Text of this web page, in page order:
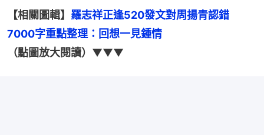
【相關圖輯】 羅志祥正逢520發文對周揚青認錯
7000字重點整理：回想一見鍾情
（點圖放大閱讀） ▼▼▼